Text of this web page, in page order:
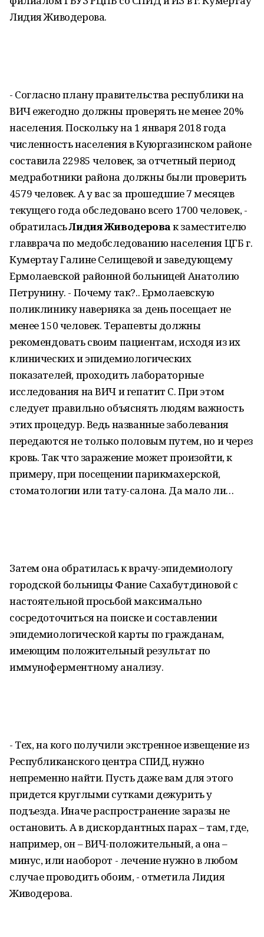
Лидия Живодерова.
- Согласно плану правительства республики на
ВИЧ ежегодно должны проверять не менее 20%
населения. Поскольку на 1 января 2018 года
численность населения в Куюргазинском районе
составила 22985 человек, за отчетный период
медработники района должны были проверить
4579 человек. А у вас за прошедшие 7 месяцев
текущего года обследовано всего 1700 человек, -
обратиласьЛидия Живодеровак заместителю
главврача по медобследованию населения ЦГБ г.
Кумертау Галине Селищевой и заведующему
Ермолаевской районной больницей Анатолию
Петрунину. - Почему так?.. Ермолаевскую
поликлинику наверняка за день посещает не
менее 150 человек. Терапевты должны
рекомендовать своим пациентам, исходя из их
клинических и эпидемиологических
показателей, проходить лабораторные
исследования на ВИЧ и гепатит С. При этом
следует правильно объяснять людям важность
этих процедур. Ведь названные заболевания
передаются не только половым путем, но и через
кровь. Так что заражение может произойти, к
примеру, при посещении парикмахерской,
стоматологии или тату-салона. Да мало ли…
Затем она обратилась к врачу-эпидемиологу
городской больницы Фание Сахабутдиновой с
настоятельной просьбой максимально
сосредоточиться на поиске и составлении
эпидемиологической карты по гражданам,
имеющим положительный результат по
иммуноферментному анализу.
- Тех, на кого получили экстренное извещение из
Республиканского центра СПИД, нужно
непременно найти. Пусть даже вам для этого
придется круглыми сутками дежурить у
подъезда. Иначе распространение заразы не
остановить. А в дискордантных парах – там, где,
например, он – ВИЧ-положительный, а она –
минус, или наоборот - лечение нужно в любом
случае проводить обоим, - отметила Лидия
Живодерова.